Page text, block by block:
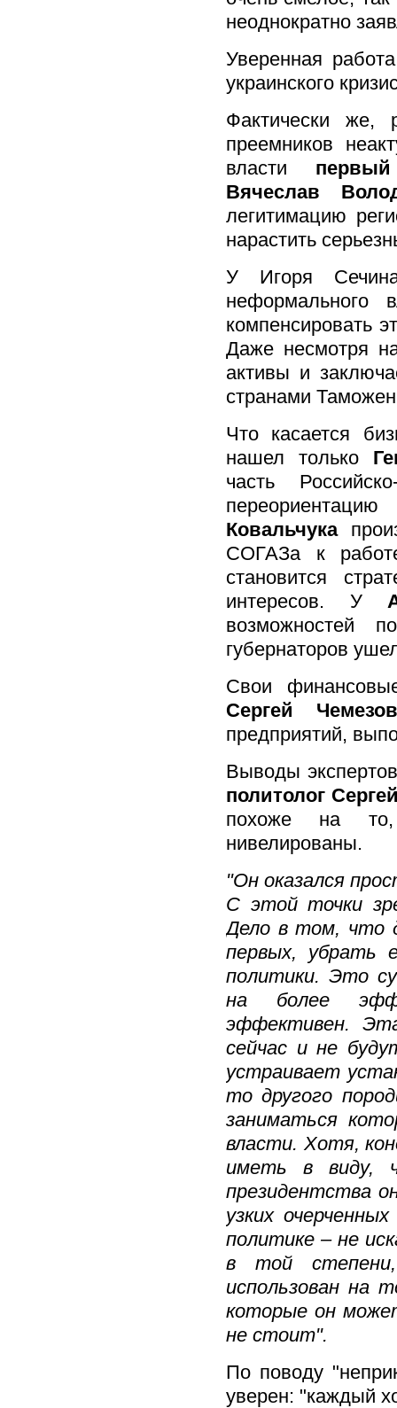
неоднократно
Уверенная
украинского
Фактически же,
преемников
власти
Вячеслав
легитимацию
нарастить
У Игоря
неформального
компенсировать
Даже несмотря
активы и
странами
Что касается
нашел только
часть
Ковальчука
СОГАЗа к
становится
интересов. У
возможностей
губернаторов
Свои
Сергей
предприятий,
Выводы
политолог
похоже на то,
нивелированы.
"Он оказался
С этой точки
Дело в том, что
первых, убрать
политики. Это
на более
эффективен.
сейчас и не
устраивает
то другого
заниматься
власти. Хотя,
иметь в виду,
президентства
узких
политике – не
в той
использован на
которые он
не стоит".
По поводу
уверен: "каждый